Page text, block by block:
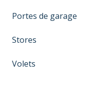
Portes de garage
Stores
Volets